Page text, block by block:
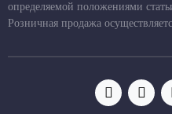
определяемой положениями
Розничная продажа